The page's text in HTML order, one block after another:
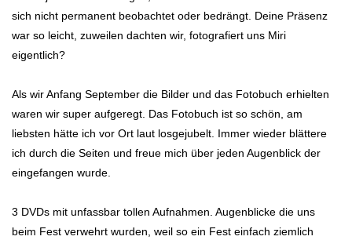
sich nicht permanent beobachtet oder bedrängt. Deine Präsenz
war so leicht, zuweilen dachten wir, fotografiert uns Miri
eigentlich?
Als wir Anfang September die Bilder und das Fotobuch erhielten
waren wir super aufgeregt. Das Fotobuch ist so schön, am
liebsten hätte ich vor Ort laut losgejubelt. Immer wieder blättere
ich durch die Seiten und freue mich über jeden Augenblick der
eingefangen wurde.
3 DVDs mit unfassbar tollen Aufnahmen. Augenblicke die uns
beim Fest verwehrt wurden, weil so ein Fest einfach ziemlich